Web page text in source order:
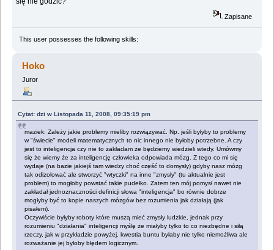
Zapisane
This user possesses the following skills:
Hoko
Juror
Cytat: dzi w Listopada 11, 2008, 09:35:19 pm
maziek: Zależy jakie problemy mieliby rozwiązywać. Np. jeśli byłyby to problemy
w "świecie" modeli matematycznych to nic innego nie byłoby potrzebne. A czy
jest to inteligencja czy nie to zakładam że będziemy wiedzieli wtedy. Umówmy
się że wiemy że za inteligencję człowieka odpowiada mózg. Z tego co mi się
wydaje (na bazie jakiejś tam wiedzy choć część to domysły) gdyby nasz mózg
tak odizolować ale stworzyć "wtyczki" na inne "zmysły" (tu aktualnie jest
problem) to mogłoby powstać takie pudełko. Zatem ten mój pomysł nawet nie
zakładał jednoznaczności definicji słowa "inteligencja" bo równie dobrze
mogłyby być to kopie naszych mózgów bez rozumienia jak działają (jak
pisałem).
Oczywiście byłyby roboty które muszą mieć zmysły ludzkie, jednak przy
rozumieniu "działania" inteligencji myślę że miałyby tylko to co niezbędne i siłą
rzeczy, jak w przykładzie powyżej, kwestia buntu byłaby nie tylko niemożliwa ale
rozważanie jej byłoby błędem logicznym.